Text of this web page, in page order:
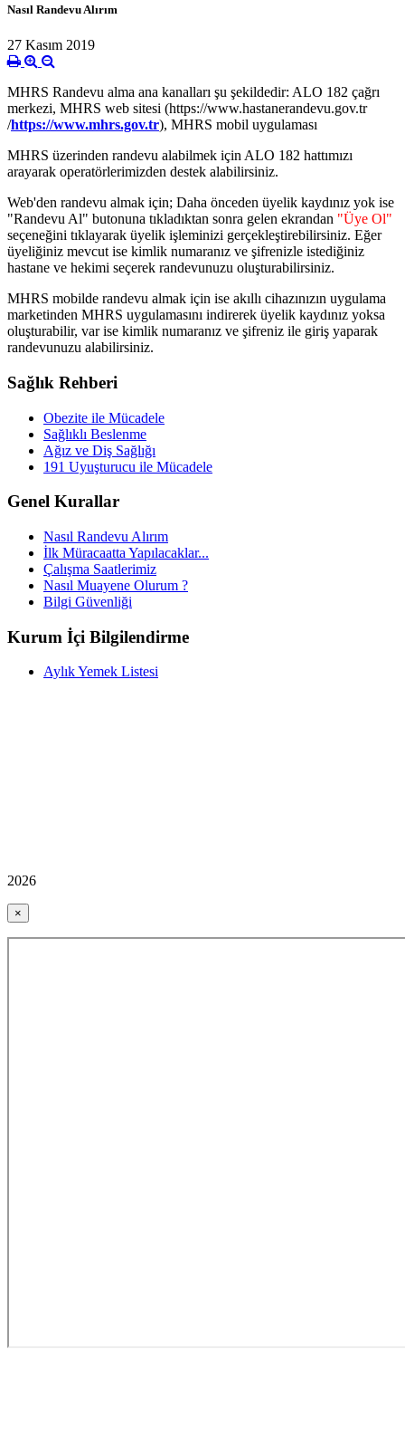
Nasıl Randevu Alırım
27 Kasım 2019
MHRS Randevu alma ana kanalları şu şekildedir: ALO 182 çağrı
merkezi, MHRS web sitesi (https://www.hastanerandevu.gov.tr
/https://www.mhrs.gov.tr), MHRS mobil uygulaması
MHRS üzerinden randevu alabilmek için ALO 182 hattımızı
arayarak operatörlerimizden destek alabilirsiniz.
Web'den randevu almak için; Daha önceden üyelik kaydınız yok ise
"Randevu Al" butonuna tıkladıktan sonra gelen ekrandan "Üye Ol"
seçeneğini tıklayarak üyelik işleminizi gerçekleştirebilirsiniz. Eğer
üyeliğiniz mevcut ise kimlik numaranız ve şifrenizle istediğiniz
hastane ve hekimi seçerek randevunuzu oluşturabilirsiniz.
MHRS mobilde randevu almak için ise akıllı cihazınızın uygulama
marketinden MHRS uygulamasını indirerek üyelik kaydınız yoksa
oluşturabilir, var ise kimlik numaranız ve şifreniz ile giriş yaparak
randevunuzu alabilirsiniz.
Sağlık Rehberi
Obezite ile Mücadele
Sağlıklı Beslenme
Ağız ve Diş Sağlığı
191 Uyuşturucu ile Mücadele
Genel Kurallar
Nasıl Randevu Alırım
İlk Müracaatta Yapılacaklar...
Çalışma Saatlerimiz
Nasıl Muayene Olurum ?
Bilgi Güvenliği
Kurum İçi Bilgilendirme
Aylık Yemek Listesi
2026
×